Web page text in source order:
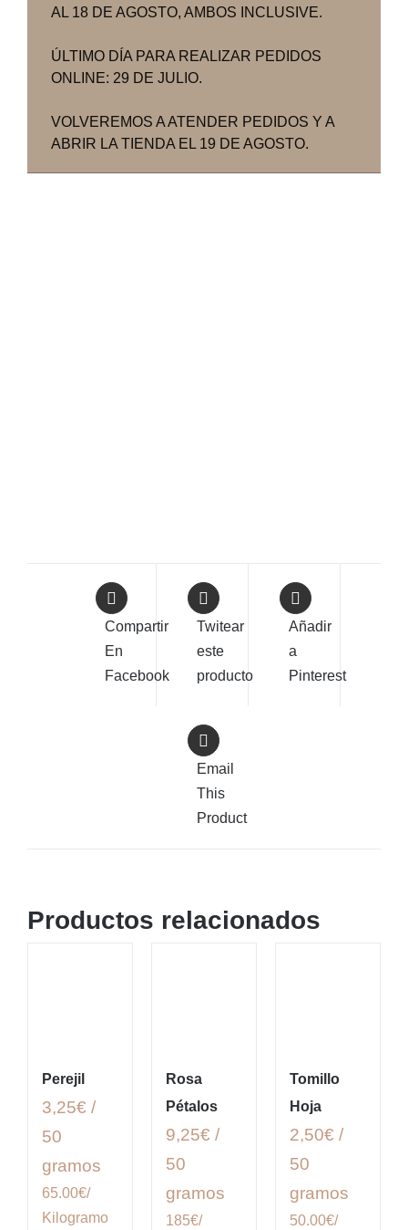
AL 18 DE AGOSTO, AMBOS INCLUSIVE.
ÚLTIMO DÍA PARA REALIZAR PEDIDOS
ONLINE: 29 DE JULIO.
VOLVEREMOS A ATENDER PEDIDOS Y A
ABRIR LA TIENDA EL 19 DE AGOSTO.
Compartir
En
Facebook
Twitear
este
producto
Añadir
a
Pinterest
Email
This
Product
Productos relacionados
Perejil
3,25€ /
50
gramos
65.00€/
Kilogramo
Rosa
Pétalos
9,25€ /
50
gramos
185€/
Tomillo
Hoja
2,50€ /
50
gramos
50.00€/